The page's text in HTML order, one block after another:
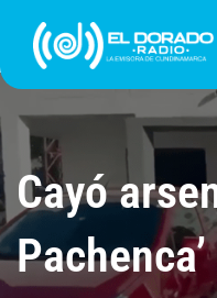
contenido
Cayó